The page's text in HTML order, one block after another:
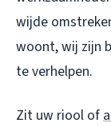
wijde
woont, wij zijn
te verhelpen.
Zit uw riool of